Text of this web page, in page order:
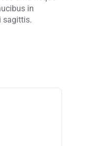
in
sagittis.